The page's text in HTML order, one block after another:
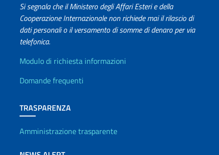
Si segnala che il Ministero degli Affari Esteri e della
Cooperazione Internazionale non richiede mai il rilascio di
dati personali o il versamento di somme di denaro per via
telefonica.
Info utili
Modulo di richiesta informazioni
Domande frequenti
TRASPARENZA
Amministrazione trasparente